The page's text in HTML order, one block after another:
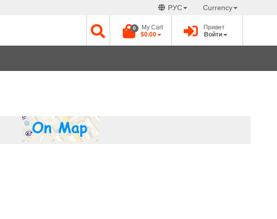
РУС Currency
My Cart
0
$0.00
Привет
Войти